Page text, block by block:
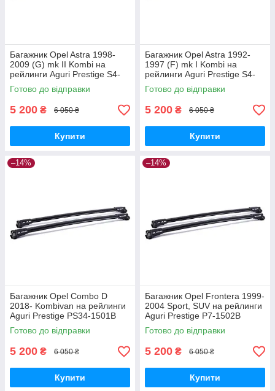
Багажник Opel Astra 1998-
2009 (G) mk II Kombi на
рейлинги Aguri Prestige S4-
1499B
Готово до відправки
5 200 ₴ 6 050 ₴
Купити
Багажник Opel Astra 1992-
1997 (F) mk I Kombi на
рейлинги Aguri Prestige S4-
1500B
Готово до відправки
5 200 ₴ 6 050 ₴
Купити
–14%
Багажник Opel Combo D
2018- Kombivan на рейлинги
Aguri Prestige PS34-1501B
Готово до відправки
5 200 ₴ 6 050 ₴
Купити
–14%
Багажник Opel Frontera 1999-
2004 Sport, SUV на рейлинги
Aguri Prestige P7-1502B
Готово до відправки
5 200 ₴ 6 050 ₴
Купити